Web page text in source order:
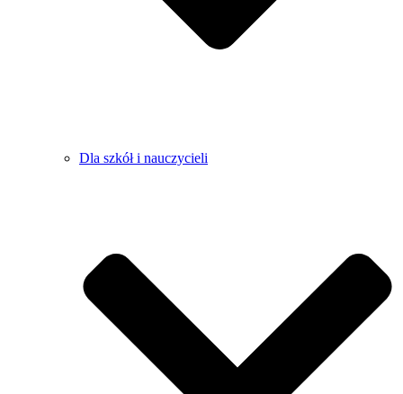
Dla szkół i nauczycieli